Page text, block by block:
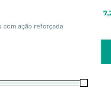
com ação reforçada